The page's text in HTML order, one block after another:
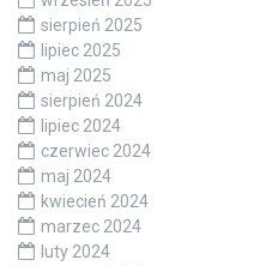
sierpień 2025
lipiec 2025
maj 2025
sierpień 2024
lipiec 2024
czerwiec 2024
maj 2024
kwiecień 2024
marzec 2024
luty 2024